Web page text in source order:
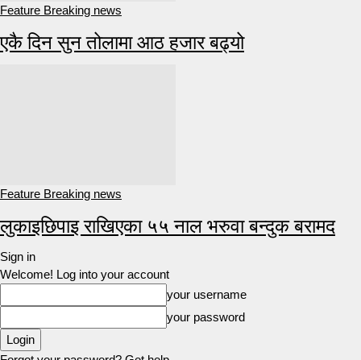
Feature Breaking news
एकै दिन सुन तोलामा आठ हजार बढ्यो
Feature Breaking news
लुकाइछिपाइ राखिएका ५५ नाल भरुवा बन्दुक बरामद
Sign in
Welcome! Log into your account
your username
your password